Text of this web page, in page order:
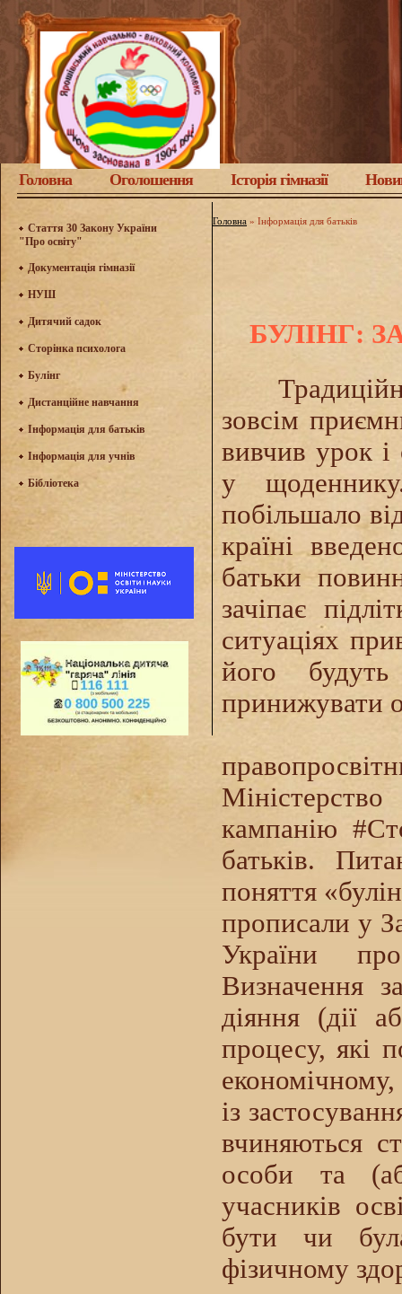
Головна Оголошення Історія гімназії
Стаття 30 Закону України
"Про освіту"
Документація гімназії
НУШ
Дитячий садок
Сторінка психолога
Булінг
Дистанційне навчання
Інформація для батьків
Інформація для учнів
Бібліотека
Головна » Інформація для батьків
БУЛІНГ:
Традиційно
зовсім
вивчив урок і
у
побільшало
країні
батьки
зачіпає
ситуаціях
його
принижувати
кампанію
батьків.
поняття
прописали у
України про
Визначення
діяння (дії
процесу, які
із
вчиняються
особи та
учасників
бути чи
фізичному